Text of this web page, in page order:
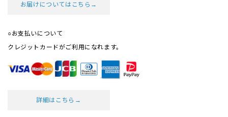
お届けについてはこちら→
○お支払いについて
クレジットカードがご利用になれます。
詳細はこちら→